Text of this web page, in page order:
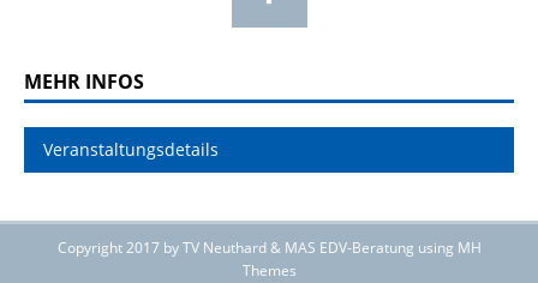
MEHR INFOS
Veranstaltungsdetails
Copyright 2017 by TV Neuthard & MAS EDV-Beratung using MH
Themes